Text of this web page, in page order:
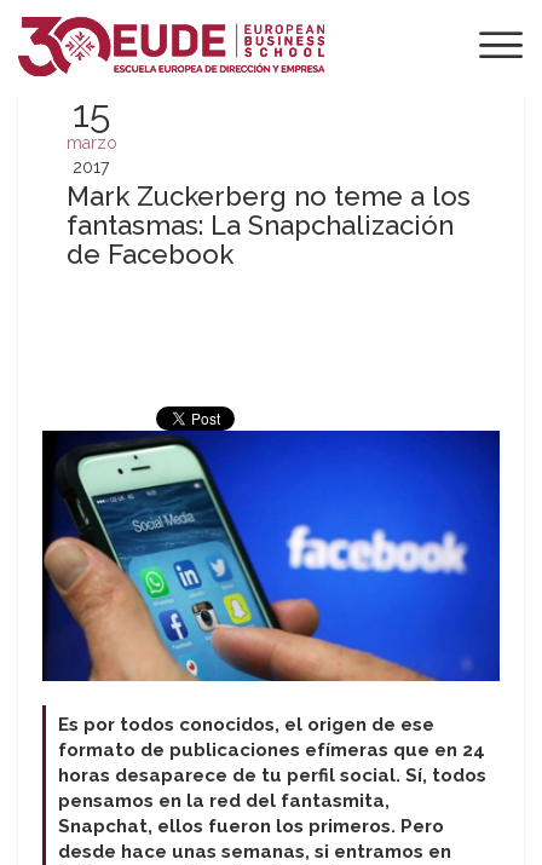
15
marzo
2017
Mark Zuckerberg no teme a los
fantasmas: La Snapchalización
de Facebook
Es por todos conocidos, el origen de ese
formato de publicaciones efímeras que en 24
horas desaparece de tu perfil social. Sí, todos
pensamos en la red del fantasmita,
Snapchat, ellos fueron los primeros. Pero
desde hace unas semanas, si entramos en